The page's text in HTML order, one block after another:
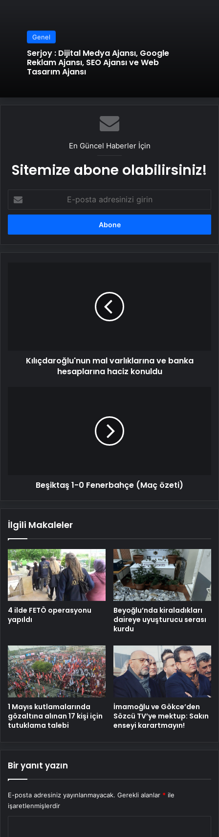
Genel
Serjoy : Dijital Medya Ajansı, Google
Reklam Ajansı, SEO Ajansı ve Web
Tasarım Ajansı
En Güncel Haberler İçin
Sitemize abone olabilirsiniz!
posta
adresinizi
Kılıçdaroğlu'nun mal varlıklarına ve banka
hesaplarına haciz konuldu
Beşiktaş 1-0 Fenerbahçe (Maç özeti)
İlgili Makaleler
4 ilde FETÖ operasyonu
yapıldı
Beyoğlu’nda kiraladıkları
daireye uyuşturucu serası
kurdu
1 Mayıs kutlamalarında
gözaltına alınan 17 kişi için
tutuklama talebi
İmamoğlu ve Gökce’den
Sözcü TV’ye mektup: Sakın
enseyi karartmayın!
Bir yanıt yazın
E-posta adresiniz yayınlanmayacak. Gerekli alanlar * ile
işaretlenmişlerdir